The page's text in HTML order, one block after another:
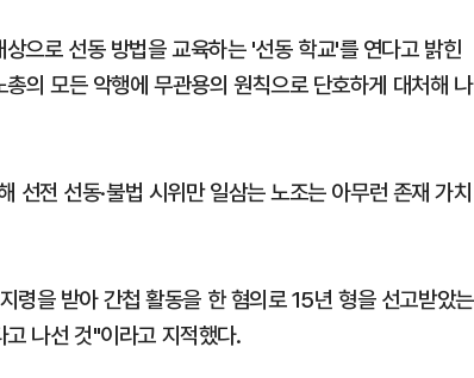
으로 선동 방법을 교육하는 '선동 학교'를 연다고 밝힌
의 모든 악행에 무관용의 원칙으로 단호하게 대처해 나
전 선동·불법 시위만 일삼는 노조는 아무런 존재 가치
령을 받아 간첩 활동을 한 혐의로 15년 형을 선고받았는
나선 것"이라고 지적했다.